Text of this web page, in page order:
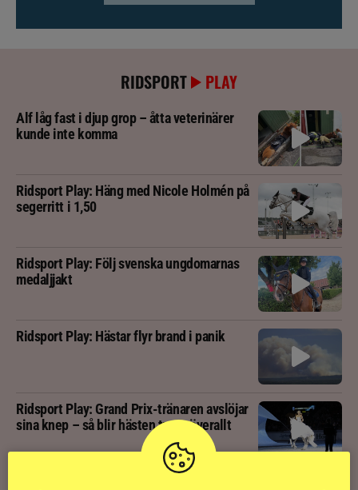
RIDSPORT PLAY
Alf låg fast i djup grop – åtta veterinärer
kunde inte komma
Ridsport Play: Häng med Nicole Holmén på
segerritt i 1,50
Ridsport Play: Följ svenska ungdomarnas
medaljjakt
Ridsport Play: Hästar flyr brand i panik
Ridsport Play: Grand Prix-tränaren avslöjar
sina knep – så blir hästen trygg överallt